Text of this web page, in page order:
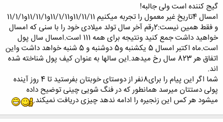
گیج کننده است ولی جالبه!
امسال 4تاریخ غیر معمول را تجربه میکنیم 11/11/11و11/1/11و11/11/1و11/1/1
و فقط همین نیست:2رقم آخر سال تولد میلادی خود را با سنی که امسال
خواهید داشت جمع کنید ونتیجه برای همه 111 است.امسال سال پول
است.ماه اکتبر امسال 5 یکشنبه و5 دوشنبه و 5 شنبه خواهد داشت واین
اتفاق هر 823 سال رخ میدهد.این سالها به عنوان کیف پول شناخته شده
اند.
شما اگر این پیام را برای8نفر از دوستای خوبتان بفرستید تا 4 روز آینده
پولی دستتان میرسد همانطور که در فنگ شویی چینی توضیح داده
میشود هر کس این زنجیره را ادامه ندهد چیزی دریافت نمیکند.